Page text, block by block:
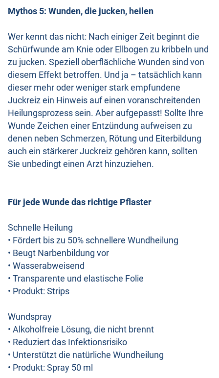
Mythos 5: Wunden, die jucken, heilen
Wer kennt das nicht: Nach einiger Zeit beginnt die
Schürfwunde am Knie oder Ellbogen zu kribbeln und
zu jucken. Speziell oberflächliche Wunden sind von
diesem Effekt betroffen. Und ja – tatsächlich kann
dieser mehr oder weniger stark empfundene
Juckreiz ein Hinweis auf einen voranschreitenden
Heilungsprozess sein. Aber aufgepasst! Sollte Ihre
Wunde Zeichen einer Entzündung aufweisen zu
denen neben Schmerzen, Rötung und Eiterbildung
auch ein stärkerer Juckreiz gehören kann, sollten
Sie unbedingt einen Arzt hinzuziehen.
Für jede Wunde das richtige Pflaster
Schnelle Heilung
• Fördert bis zu 50% schnellere Wundheilung
• Beugt Narbenbildung vor
• Wasserabweisend
• Transparente und elastische Folie
• Produkt: Strips
Wundspray
• Alkoholfreie Lösung, die nicht brennt
• Reduziert das Infektionsrisiko
• Unterstützt die natürliche Wundheilung
• Produkt: Spray 50 ml